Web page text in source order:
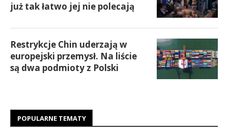
już tak łatwo jej nie polecają
Restrykcje Chin uderzają w
europejski przemysł. Na liście
są dwa podmioty z Polski
POPULARNE TEMATY